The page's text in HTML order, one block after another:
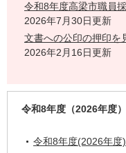
令和8年度高梁市職員
2026年7月30日更新
文書への公印の押印を
2026年2月16日更新
令和8年度（2026年度）
令和8年度(2026年度)